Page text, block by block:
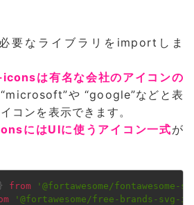
要なライブラリをimportしま
は有名な会社のアイコンの
や “google”などと表
コンを表示できます。
にはUIに使うアイコン一式が
} from
'@fortawesome/fontawesome-
'@fortawesome/free-brands-svg-